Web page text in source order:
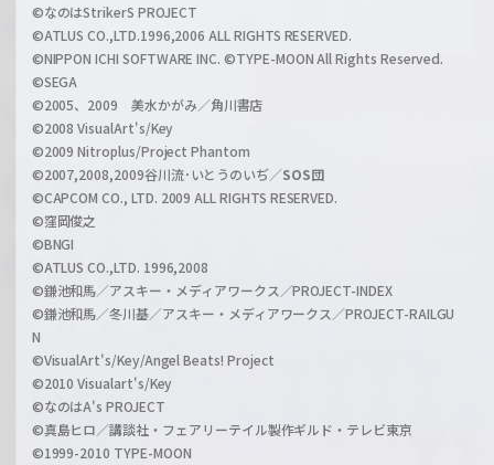
h
a
n
l
©なのはStrikerS PROJECT
©ATLUS CO.,LTD.1996,2006 ALL RIGHTS RESERVED.
©NIPPON ICHI SOFTWARE INC. ©TYPE-MOON All Rights Reserved.
©SEGA
©2005、2009 美水かがみ／角川書店
©2008 VisualArt's/Key
©2009 Nitroplus/Project Phantom
©2007,2008,2009谷川流･いとうのいぢ／SOS団
©CAPCOM CO., LTD. 2009 ALL RIGHTS RESERVED.
©窪岡俊之
©BNGI
©ATLUS CO.,LTD. 1996,2008
©鎌池和馬／アスキー・メディアワークス／PROJECT-INDEX
©鎌池和馬／冬川基／アスキー・メディアワークス／PROJECT-RAILGU
N
©VisualArt's/Key/Angel Beats! Project
©2010 Visualart's/Key
©なのはA's PROJECT
©真島ヒロ／講談社・フェアリーテイル製作ギルド・テレビ東京
©1999-2010 TYPE-MOON